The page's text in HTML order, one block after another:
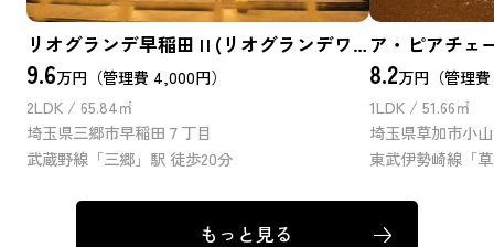
リオグランデ早稲田Ⅱ(リオグランデワセダツー)
9.6万円（管理費 4,000円）
2LDK / 65.84㎡
埼玉県三郷市早稲田７丁目
武蔵野線「三郷」駅 徒歩20分
ア・ピアチェ
8.2万円（管理
1LDK / 51.66㎡
埼玉県草加市小
もっと見る